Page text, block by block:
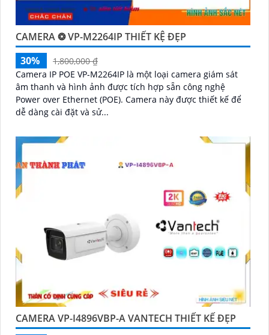
CAMERA ❂ VP-M2264IP THIẾT KỆ ĐẸP
30%
1,800,000 ₫
Camera IP POE VP-M2264IP là một loại camera giám sát
âm thanh và hình ảnh được tích hợp sẵn công nghệ
Power over Ethernet (POE). Camera này được thiết kế để
dễ dàng cài đặt và sử...
CAMERA VP-I4896VBP-A VANTECH THIẾT KẾ ĐẸP